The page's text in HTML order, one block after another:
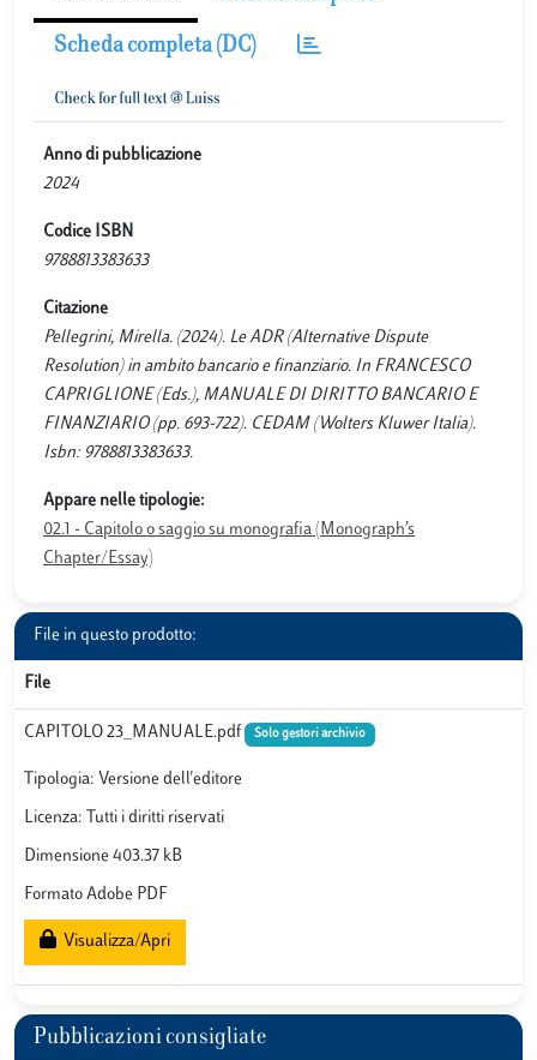
Scheda completa (DC)
Anno di pubblicazione
2024
Codice ISBN
9788813383633
Citazione
Pellegrini, Mirella. (2024). Le ADR (Alternative Dispute
Resolution) in ambito bancario e finanziario. In FRANCESCO
CAPRIGLIONE (Eds.), MANUALE DI DIRITTO BANCARIO E
FINANZIARIO (pp. 693-722). CEDAM (Wolters Kluwer Italia).
Isbn: 9788813383633.
Appare nelle tipologie:
02.1 - Capitolo o saggio su monografia (Monograph’s
Chapter/Essay)
File in questo prodotto:
File
CAPITOLO 23_MANUALE.pdf Solo gestori archivio
Tipologia: Versione dell'editore
Licenza: Tutti i diritti riservati
Dimensione 403.37 kB
Formato Adobe PDF
Visualizza/Apri
Pubblicazioni consigliate